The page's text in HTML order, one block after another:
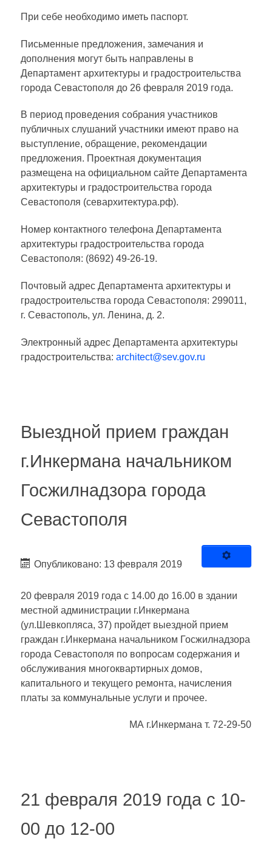
При себе необходимо иметь паспорт.
Письменные предложения, замечания и
дополнения могут быть направлены в
Департамент архитектуры и градостроительства
города Севастополя до 26 февраля 2019 года.
В период проведения собрания участников
публичных слушаний участники имеют право на
выступление, обращение, рекомендации
предложения. Проектная документация
размещена на официальном сайте Департамента
архитектуры и градостроительства города
Севастополя (севархитектура.рф).
Номер контактного телефона Департамента
архитектуры градостроительства города
Севастополя: (8692) 49-26-19.
Почтовый адрес Департамента архитектуры и
градостроительства города Севастополя: 299011,
г. Севастополь, ул. Ленина, д. 2.
Электронный адрес Департамента архитектуры
градостроительства: architect@sev.gov.ru
Выездной прием граждан
г.Инкермана начальником
Госжилнадзора города
Севастополя
Опубликовано: 13 февраля 2019
20 февраля 2019 года с 14.00 до 16.00 в здании
местной администрации г.Инкермана
(ул.Шевкопляса, 37) пройдет выездной прием
граждан г.Инкермана начальником Госжилнадзора
города Севастополя по вопросам содержания и
обслуживания многоквартирных домов,
капитального и текущего ремонта, начисления
платы за коммунальные услуги и прочее.
МА г.Инкермана т. 72-29-50
21 февраля 2019 года с 10-
00 до 12-00